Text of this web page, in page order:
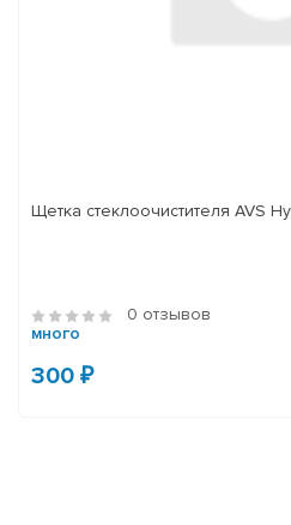
Щетка стеклоочистителя AVS
0 отзывов
много
300 ₽